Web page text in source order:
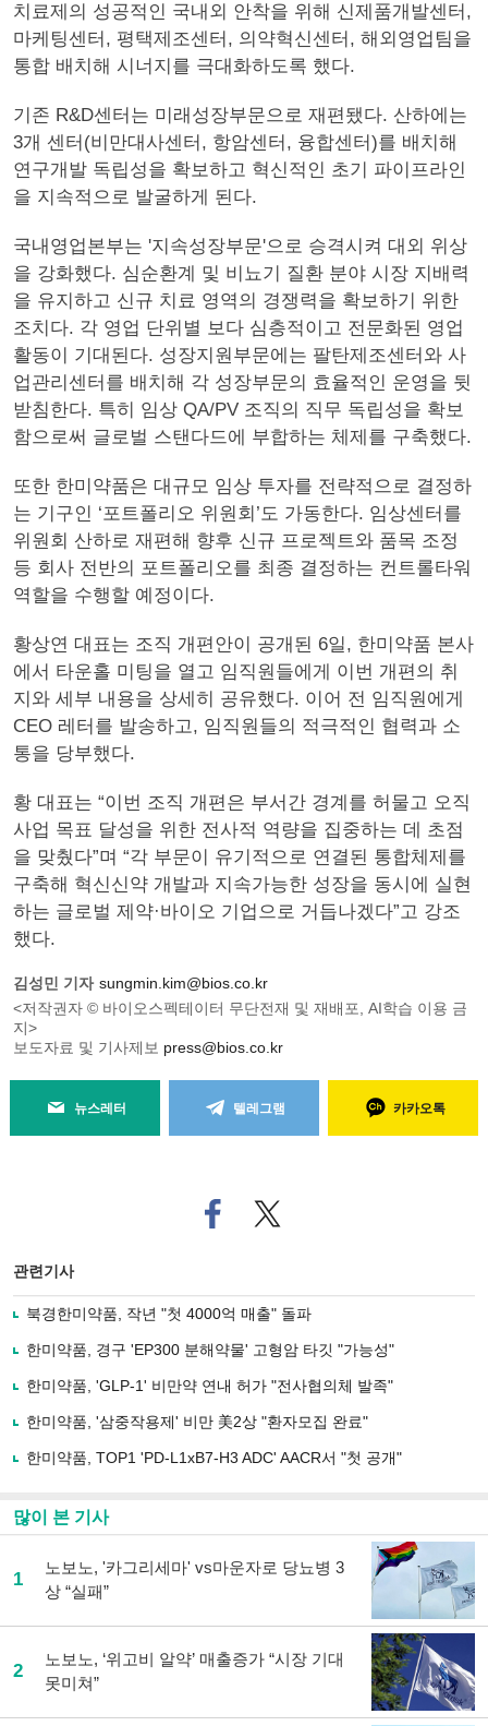
치료제의 성공적인 국내외 안착을 위해 신제품개발센터,
마케팅센터, 평택제조센터, 의약혁신센터, 해외영업팀을
통합 배치해 시너지를 극대화하도록 했다.
기존 R&D센터는 미래성장부문으로 재편됐다. 산하에는
3개 센터(비만대사센터, 항암센터, 융합센터)를 배치해
연구개발 독립성을 확보하고 혁신적인 초기 파이프라인
을 지속적으로 발굴하게 된다.
국내영업본부는 '지속성장부문'으로 승격시켜 대외 위상
을 강화했다. 심순환계 및 비뇨기 질환 분야 시장 지배력
을 유지하고 신규 치료 영역의 경쟁력을 확보하기 위한
조치다. 각 영업 단위별 보다 심층적이고 전문화된 영업
활동이 기대된다. 성장지원부문에는 팔탄제조센터와 사
업관리센터를 배치해 각 성장부문의 효율적인 운영을 뒷
받침한다. 특히 임상 QA/PV 조직의 직무 독립성을 확보
함으로써 글로벌 스탠다드에 부합하는 체제를 구축했다.
또한 한미약품은 대규모 임상 투자를 전략적으로 결정하
는 기구인 ‘포트폴리오 위원회’도 가동한다. 임상센터를
위원회 산하로 재편해 향후 신규 프로젝트와 품목 조정
등 회사 전반의 포트폴리오를 최종 결정하는 컨트롤타워
역할을 수행할 예정이다.
황상연 대표는 조직 개편안이 공개된 6일, 한미약품 본사
에서 타운홀 미팅을 열고 임직원들에게 이번 개편의 취
지와 세부 내용을 상세히 공유했다. 이어 전 임직원에게
CEO 레터를 발송하고, 임직원들의 적극적인 협력과 소
통을 당부했다.
황 대표는 “이번 조직 개편은 부서간 경계를 허물고 오직
사업 목표 달성을 위한 전사적 역량을 집중하는 데 초점
을 맞췄다”며 “각 부문이 유기적으로 연결된 통합체제를
구축해 혁신신약 개발과 지속가능한 성장을 동시에 실현
하는 글로벌 제약·바이오 기업으로 거듭나겠다”고 강조
했다.
김성민 기자 sungmin.kim@bios.co.kr
<저작권자 © 바이오스펙테이터 무단전재 및 재배포, AI학습 이용 금
지>
보도자료 및 기사제보 press@bios.co.kr
뉴스레터 텔레그램 카카오톡
페
이
로
사
유
기
트위
터로
관련기사
북경한미약품, 작년 "첫 4000억 매출" 돌파
한미약품, 경구 'EP300 분해약물' 고형암 타깃 "가능성"
한미약품, 'GLP-1' 비만약 연내 허가 "전사협의체 발족"
한미약품, '삼중작용제' 비만 美2상 "환자모집 완료"
한미약품, TOP1 'PD-L1xB7-H3 ADC' AACR서 "첫 공개"
많이 본 기사
1
노보노, '카그리세마' vs마운자로 당뇨병 3
상 “실패”
2
노보노, ‘위고비 알약’ 매출증가 “시장 기대
못미쳐”